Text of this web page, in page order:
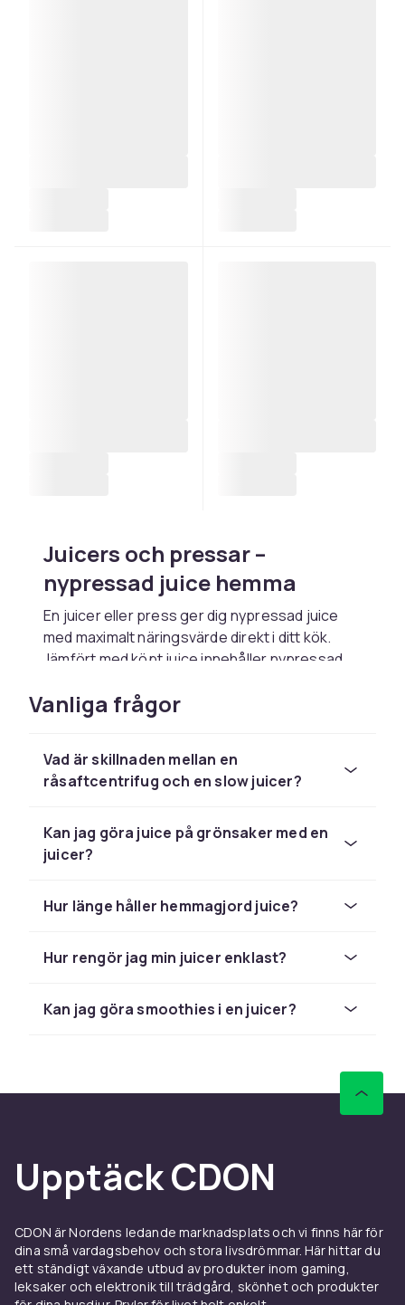
Juicers och pressar –
nypressad juice hemma
En juicer eller press ger dig nypressad juice
med maximalt näringsvärde direkt i ditt kök.
Jämfört med köpt juice innehåller nypressad
eller tillsatt socker. Hos CDON hittar du
råsaftcentrifuger, slow juicers, citruspressar
Råsaftcentrifug vs slow juicer
En råsaftcentrifug roterar snabbt och river
frukten för att extrahera saften – snabb och
slow juicer pressar frukten varsamt med ett
enzymer.Philipshar populära
inmatningsöppning.Hurom
är känt för sina
tysta och effektiva slow juicers med hög
grönkål och persilja – råsaftcentrifuger
hanterar dessa sämre. Morötter, selleri, gurka
Kombinera frukt och grönsaker för att
balansera smaken – ett äpple eller päron tillför
sötma och döljer bitterheten från bladgrönt.
Ingefära och citron boostar smaken och
Vanliga frågor
Vad är skillnaden mellan en
råsaftcentrifug och en slow juicer?
Kan jag göra juice på grönsaker med en
juicer?
Hur länge håller hemmagjord juice?
Hur rengör jag min juicer enklast?
Kan jag göra smoothies i en juicer?
Upptäck CDON
CDON är Nordens ledande marknadsplats och vi finns här för
dina små vardagsbehov och stora livsdrömmar. Här hittar du
ett ständigt växande utbud av produkter inom gaming,
leksaker och elektronik till trädgård, skönhet och produkter